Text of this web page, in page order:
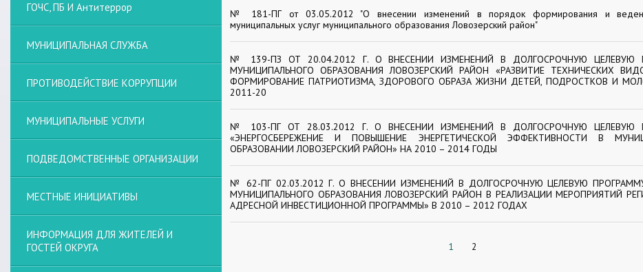
№ 181-ПГ от 03.05.2012 "О внесении изменений в порядок формирования и
муниципальных услуг муниципального образования Ловозерский район"
№ 139-ПЗ ОТ 20.04.2012 Г. О ВНЕСЕНИИ ИЗМЕНЕНИЙ В ДОЛГОСРОЧНУЮ ЦЕЛЕВУЮ
МУНИЦИПАЛЬНОГО ОБРАЗОВАНИЯ ЛОВОЗЕРСКИЙ РАЙОН «РАЗВИТИЕ ТЕХНИЧЕСКИХ
ФОРМИРОВАНИЕ ПАТРИОТИЗМА, ЗДОРОВОГО ОБРАЗА ЖИЗНИ ДЕТЕЙ, ПОДРОСТКОВ И
2011-20
№ 103-ПГ ОТ 28.03.2012 Г. О ВНЕСЕНИИ ИЗМЕНЕНИЙ В ДОЛГОСРОЧНУЮ ЦЕЛЕВУЮ
«ЭНЕРГОСБЕРЕЖЕНИЕ И ПОВЫШЕНИЕ ЭНЕРГЕТИЧЕСКОЙ ЭФФЕКТИВНОСТИ В
ОБРАЗОВАНИИ ЛОВОЗЕРСКИЙ РАЙОН» НА 2010 – 2014 ГОДЫ
№ 62-ПГ 02.03.2012 Г. О ВНЕСЕНИИ ИЗМЕНЕНИЙ В ДОЛГОСРОЧНУЮ ЦЕЛЕВУЮ
МУНИЦИПАЛЬНОГО ОБРАЗОВАНИЯ ЛОВОЗЕРСКИЙ РАЙОН В РЕАЛИЗАЦИИ МЕРОПРИЯТИЙ
АДРЕСНОЙ ИНВЕСТИЦИОННОЙ ПРОГРАММЫ» В 2010 – 2012 ГОДАХ
1 2
ГОЧС, ПБ И Антитеррор
МУНИЦИПАЛЬНАЯ СЛУЖБА
ПРОТИВОДЕЙСТВИЕ КОРРУПЦИИ
МУНИЦИПАЛЬНЫЕ УСЛУГИ
ПОДВЕДОМСТВЕННЫЕ ОРГАНИЗАЦИИ
МЕСТНЫЕ ИНИЦИАТИВЫ
ИНФОРМАЦИЯ ДЛЯ ЖИТЕЛЕЙ И
ГОСТЕЙ ОКРУГА